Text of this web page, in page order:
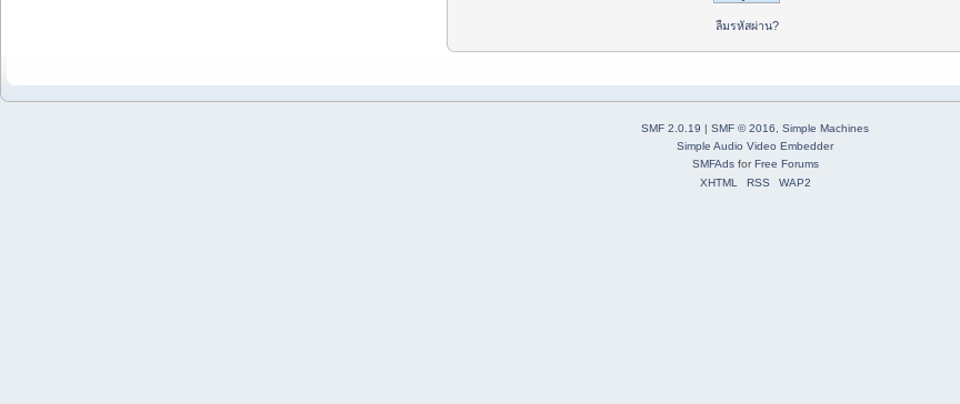
ลืมรหัสผ่าน?
SMF 2.0.19 | SMF © 2016
Simple Machines
Simple Audio Video Embedder
SMFAdsforFree Forums
XHTML
RSS WAP2